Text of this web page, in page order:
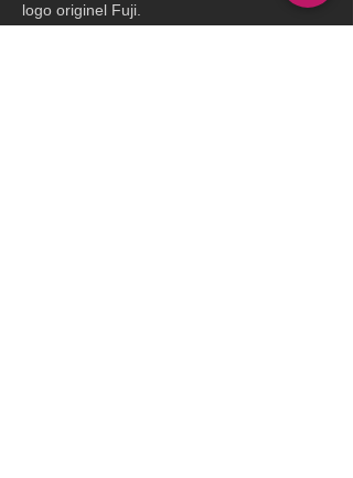
logo originel Fuji.